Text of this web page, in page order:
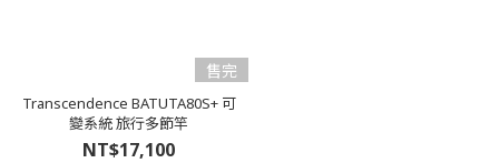
售完
Transcendence BATUTA80S+ 可
變系統 旅行多節竿
NT$17,100